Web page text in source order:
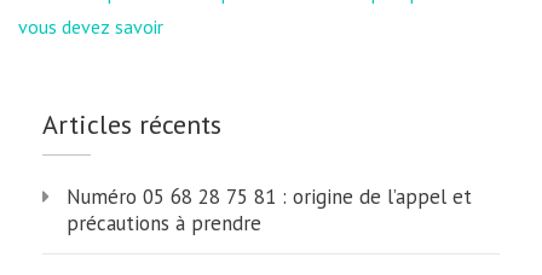
l’article
vous devez savoir
Articles récents
Numéro 05 68 28 75 81 : origine de l’appel et
précautions à prendre